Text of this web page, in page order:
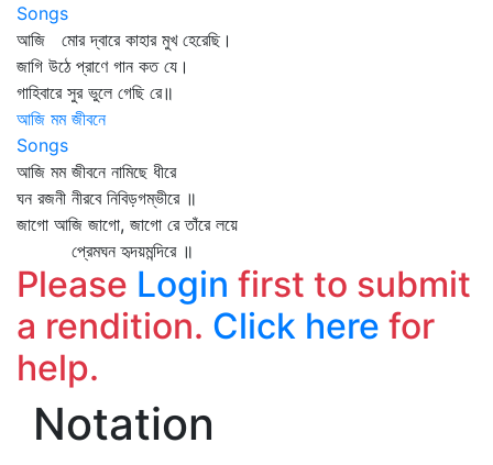
Songs
আজি মোর দ্বারে কাহার মুখ হেরেছি।
জাগি উঠে প্রাণে গান কত যে।
গাহিবারে সুর ভুলে গেছি রে॥
আজি মম জীবনে
Songs
আজি মম জীবনে নামিছে ধীরে
ঘন রজনী নীরবে নিবিড়গম্ভীরে ॥
জাগো আজি জাগো, জাগো রে তাঁরে লয়ে
প্রেমঘন হৃদয়মন্দিরে ॥
Please Login first to submit
a rendition. Click here for
help.
Notation